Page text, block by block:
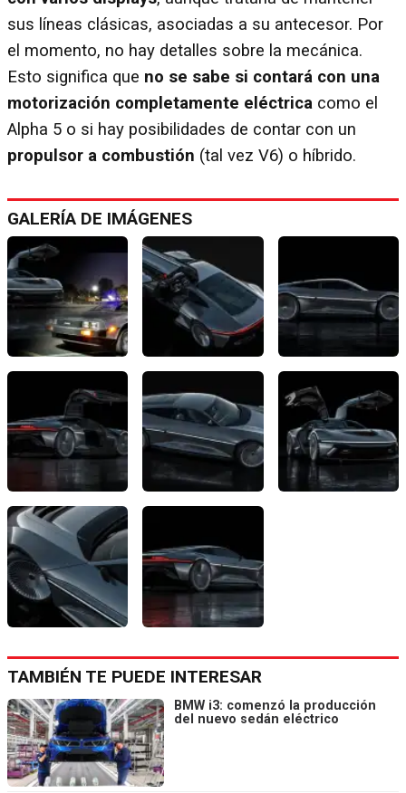
sus líneas clásicas, asociadas a su antecesor. Por
el momento, no hay detalles sobre la mecánica.
Esto significa que no se sabe si contará con una
motorización completamente eléctrica como el
Alpha 5 o si hay posibilidades de contar con un
propulsor a combustión (tal vez V6) o híbrido.
GALERÍA DE IMÁGENES
TAMBIÉN TE PUEDE INTERESAR
BMW i3: comenzó la producción
del nuevo sedán eléctrico